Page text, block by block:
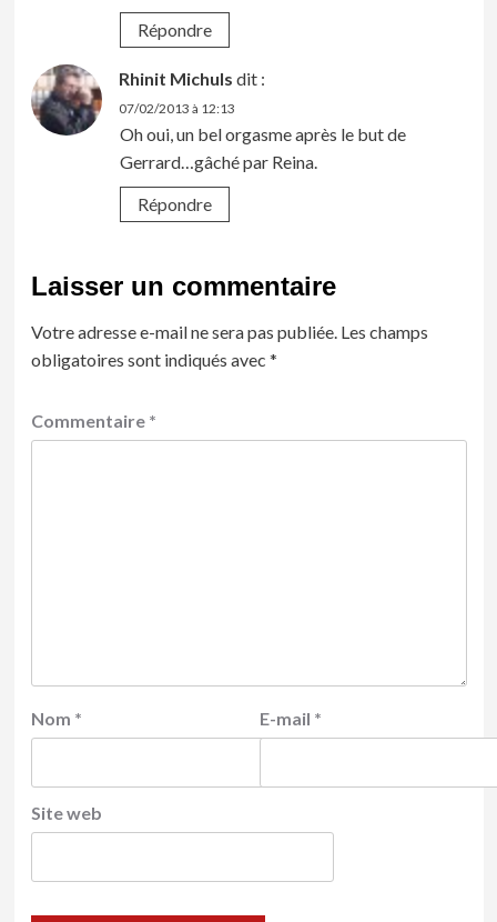
Répondre
Rhinit Michuls dit :
07/02/2013 à 12:13
Oh oui, un bel orgasme après le but de
Gerrard…gâché par Reina.
Répondre
Laisser un commentaire
Votre adresse e-mail ne sera pas publiée. Les champs
obligatoires sont indiqués avec *
Commentaire *
Nom * E-mail *
Site web